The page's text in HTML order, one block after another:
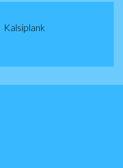
Kalsiplank